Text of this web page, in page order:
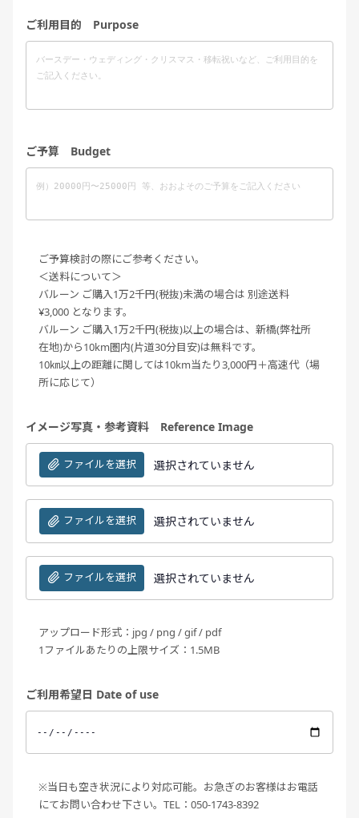
ご利用目的 Purpose
ご予算 Budget
ご予算検討の際にご参考ください。
＜送料について＞
バルーン ご購入1万2千円(税抜)未満の場合は 別途送料
¥3,000 となります。
バルーン ご購入1万2千円(税抜)以上の場合は、新橋(弊社所
在地)から10km圏内(片道30分目安)は無料です。
10㎞以上の距離に関しては10km当たり3,000円＋高速代（場
所に応じて）
イメージ写真・参考資料 Reference Image
ファイルを選択 選択されていません
ファイルを選択 選択されていません
ファイルを選択 選択されていません
アップロード形式：jpg / png / gif / pdf
1ファイルあたりの上限サイズ：1.5MB
ご利用希望日 Date of use
※当日も空き状況により対応可能。お急ぎのお客様はお電話
にてお問い合わせ下さい。TEL：050-1743-8392